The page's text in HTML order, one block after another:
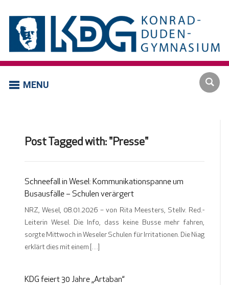
MENU
Post Tagged with: "Presse"
Schneefall in Wesel: Kommunikationspanne um
Busausfälle – Schulen verärgert
NRZ, Wesel, 08.01.2026 – von Rita Meesters, Stellv. Red.-
Leiterin Wesel. Die Info, dass keine Busse mehr fahren,
sorgte Mittwoch in Weseler Schulen für Irritationen. Die Niag
erklärt dies mit einem […]
KDG feiert 30 Jahre „Artaban“